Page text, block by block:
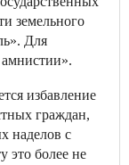
земельного
Для
избавление
граждан,
наделов с
это более не